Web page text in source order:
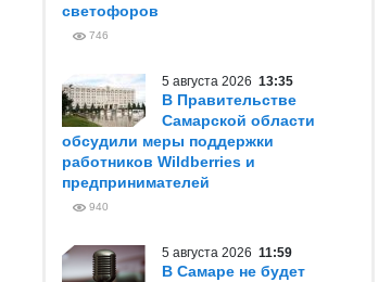
светофоров
746
5 августа 2026 13:35
В Правительстве
Самарской области
обсудили меры поддержки
работников Wildberries и
предпринимателей
940
5 августа 2026 11:59
В Самаре не будет